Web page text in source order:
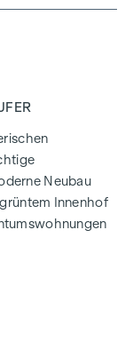
Neubau
Innenhof